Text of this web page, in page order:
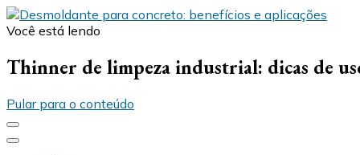
Você está lendo
Thinner de limpeza industrial: dicas de
Pular para o conteúdo